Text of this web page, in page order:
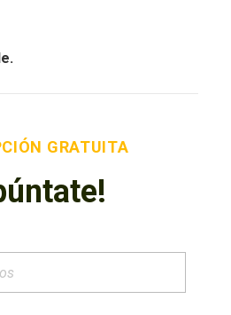
GRATUITA